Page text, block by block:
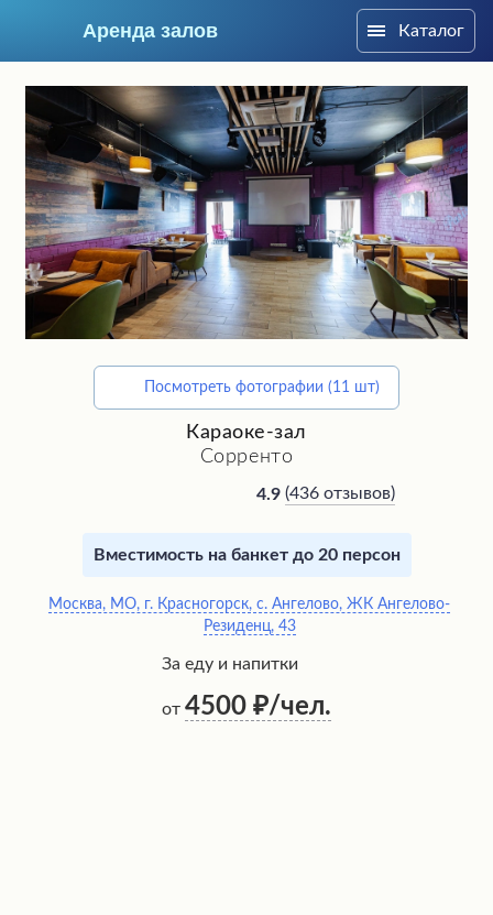
Аренда залов
Подберите мне зал
Каталог
Посмотреть фотографии (11 шт)
Караоке-зал
Сорренто
4.9 (436 отзывов)
Вместимость на банкет до 20 персон
Москва, МО, г. Красногорск, с. Ангелово, ЖК Ангелово-
Резиденц, 43
За еду и напитки
от 4500 /чел.